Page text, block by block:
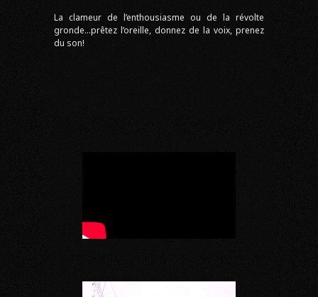
La clameur de l’enthousiasme ou de la révolte
gronde…prêtez l’oreille, donnez de la voix, prenez
du son!